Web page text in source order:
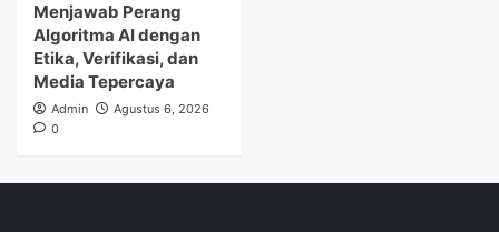
Menjawab Perang
Algoritma AI dengan
Etika, Verifikasi, dan
Media Tepercaya
Admin
Agustus 6, 2026
0